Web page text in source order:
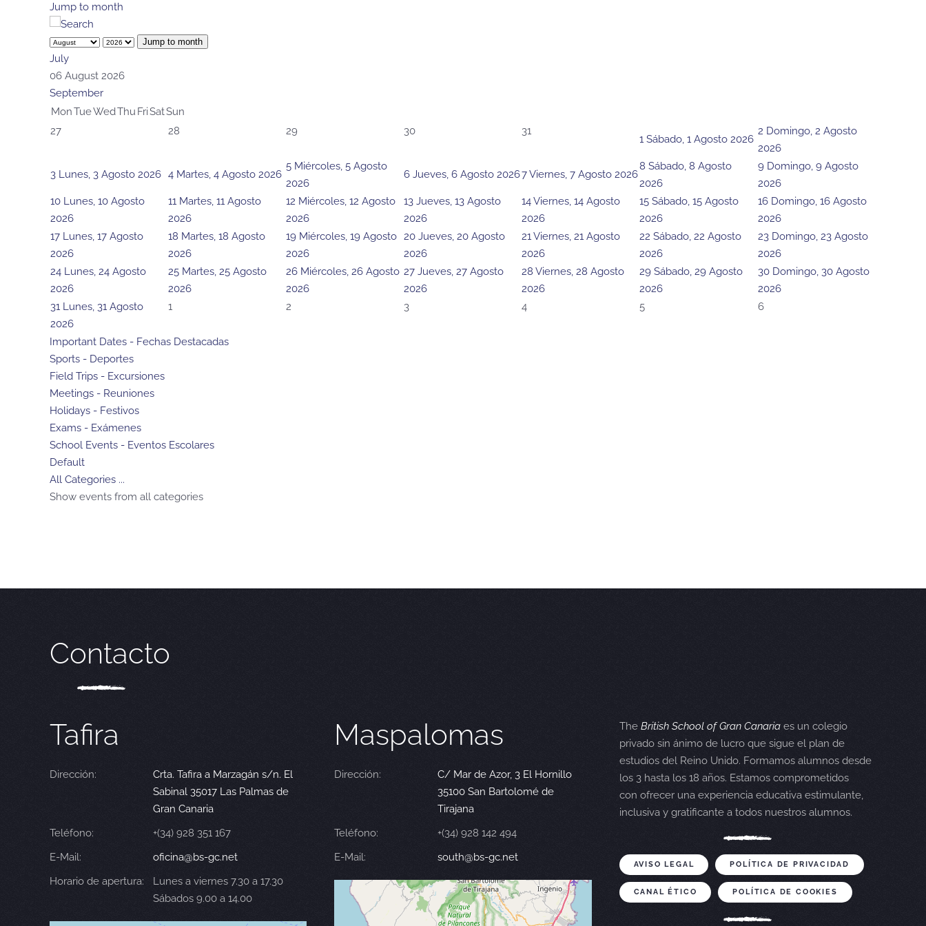
Jump to month
Jump to month
July
06 August 2026
September
MonTueWedThu FriSatSun
27
28 29 30 31
1 Sábado, 1 Agosto 2026
2 Domingo, 2 Agosto
2026
3 Lunes, 3 Agosto 2026 4 Martes, 4 Agosto 2026
5 Miércoles, 5 Agosto
2026
6 Jueves, 6 Agosto 20267Viernes, 7 Agosto 2026
8 Sábado, 8 Agosto
2026
9 Domingo, 9 Agosto
2026
10 Lunes, 10 Agosto
2026
11 Martes, 11 Agosto
2026
12 Miércoles, 12 Agosto
2026
13 Jueves, 13 Agosto
2026
14Viernes, 14 Agosto
2026
15 Sábado, 15 Agosto
2026
16 Domingo, 16 Agosto
2026
17 Lunes, 17 Agosto
2026
18 Martes, 18 Agosto
2026
19 Miércoles, 19 Agosto
2026
20 Jueves, 20 Agosto
2026
21Viernes, 21 Agosto
2026
22 Sábado, 22 Agosto
2026
23 Domingo, 23 Agosto
2026
24 Lunes, 24 Agosto
2026
25 Martes, 25 Agosto
2026
26 Miércoles, 26 Agosto
2026
27 Jueves, 27 Agosto
2026
28 Viernes, 28 Agosto
2026
29 Sábado, 29 Agosto
2026
30 Domingo, 30 Agosto
2026
31 Lunes, 31 Agosto
2026
1 2 3 4 5 6
Important Dates - Fechas Destacadas
Sports - Deportes
Field Trips - Excursiones
Meetings - Reuniones
Holidays - Festivos
Exams - Exámenes
School Events - Eventos Escolares
Default
All Categories ...
Show events from all categories
Contacto
Tafira
Dirección:
Crta. Tafira a Marzagán s/n. El
Sabinal 35017 Las Palmas de
Gran Canaria
Teléfono:
+(34) 928 351 167
E-Mail:
oficina@bs-gc.net
Horario de apertura:
Lunes a viernes 7.30 a 17.30
Sábados 9.00 a 14.00
Maspalomas
Dirección:
C/ Mar de Azor, 3 El Hornillo
35100 San Bartolomé de
Tirajana
Teléfono:
+(34) 928 142 494
E-Mail:
south@bs-gc.net
The British School of Gran Canariaes un colegio
privado sin ánimo de lucro que sigue el plan de
estudios del Reino Unido. Formamos alumnos desde
los 3 hasta los 18 años. Estamos comprometidos
con ofrecer una experiencia educativa estimulante,
inclusiva y gratificante a todos nuestros alumnos.
AVISO LEGAL POLÍTICA DE PRIVACIDAD
CANAL ÉTICO POLÍTICA DE COOKIES